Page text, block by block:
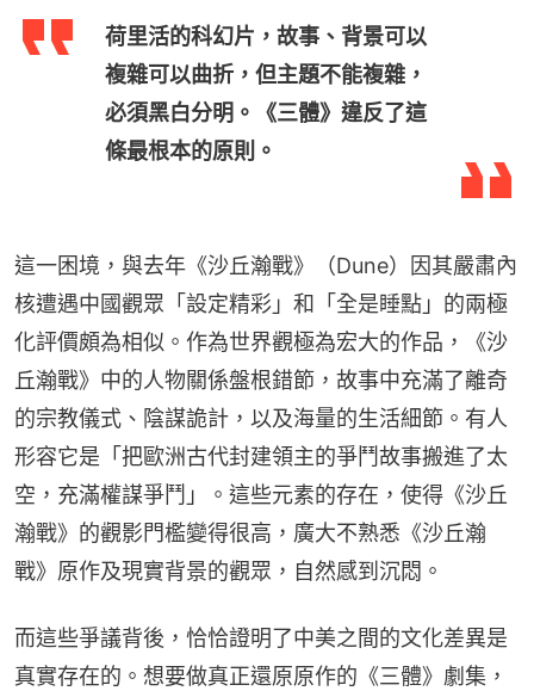
荷里活的科幻片，故事、背景可以
複雜可以曲折，但主題不能複雜，
必須黑白分明。《三體》違反了這
條最根本的原則。
這一困境，與去年《沙丘瀚戰》（Dune）因其嚴肅內
核遭遇中國觀眾「設定精彩」和「全是睡點」的兩極
化評價頗為相似。作為世界觀極為宏大的作品，《沙
丘瀚戰》中的人物關係盤根錯節，故事中充滿了離奇
的宗教儀式、陰謀詭計，以及海量的生活細節。有人
形容它是「把歐洲古代封建領主的爭鬥故事搬進了太
空，充滿權謀爭鬥」。這些元素的存在，使得《沙丘
瀚戰》的觀影門檻變得很高，廣大不熟悉《沙丘瀚
戰》原作及現實背景的觀眾，自然感到沉悶。
而這些爭議背後，恰恰證明了中美之間的文化差異是
真實存在的。想要做真正還原原作的《三體》劇集，